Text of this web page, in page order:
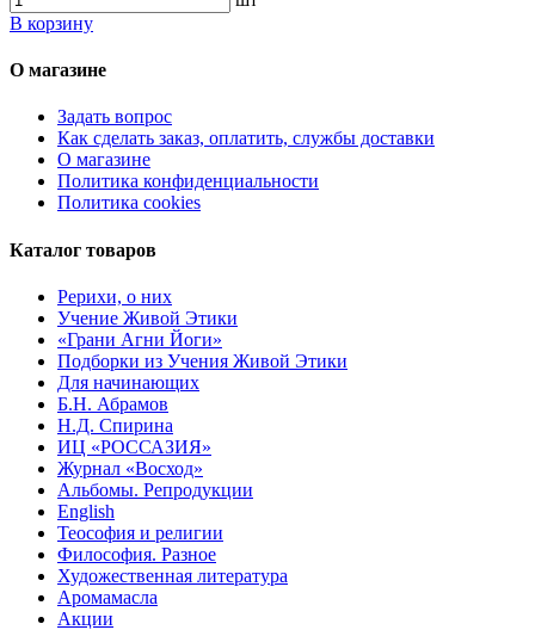
В корзину
О магазине
Задать вопрос
Как сделать заказ, оплатить, службы доставки
О магазине
Политика конфиденциальности
Политика cookies
Каталог товаров
Рерихи, о них
Учение Живой Этики
«Грани Агни Йоги»
Подборки из Учения Живой Этики
Для начинающих
Б.Н. Абрамов
Н.Д. Спирина
ИЦ «РОССАЗИЯ»
Журнал «Восход»
Альбомы. Репродукции
English
Теософия и религии
Философия. Разное
Художественная литература
Аромамасла
Акции